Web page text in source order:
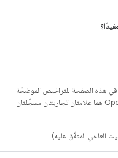
في هذه الصفحة للتراخيص الموضحّة
. إنّ Java وOpenJDK هما علامتان تجاريتان مسجَّلتان